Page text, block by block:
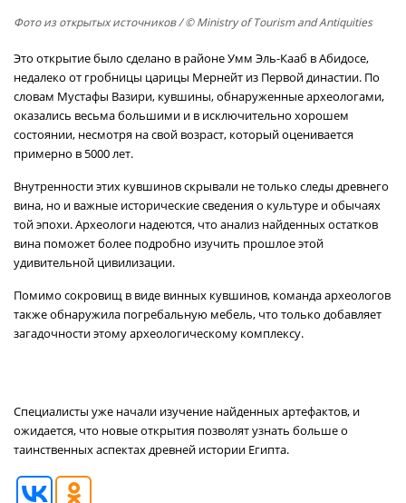
Фото из открытых источников/ © Ministry of Tourism and Antiquities
Это открытие было сделано в районе Умм Эль-Кааб в Абидосе,
недалеко от гробницы царицы Мернейт из Первой династии. По
словам Мустафы Вазири, кувшины, обнаруженные археологами,
оказались весьма большими и в исключительно хорошем
состоянии, несмотря на свой возраст, который оценивается
примерно в 5000 лет.
Внутренности этих кувшинов скрывали не только следы древнего
вина, но и важные исторические сведения о культуре и обычаях
той эпохи. Археологи надеются, что анализ найденных остатков
вина поможет более подробно изучить прошлое этой
удивительной цивилизации.
Помимо сокровищ в виде винных кувшинов, команда археологов
также обнаружила погребальную мебель, что только добавляет
загадочности этому археологическому комплексу.
Специалисты уже начали изучение найденных артефактов, и
ожидается, что новые открытия позволят узнать больше о
таинственных аспектах древней истории Египта.